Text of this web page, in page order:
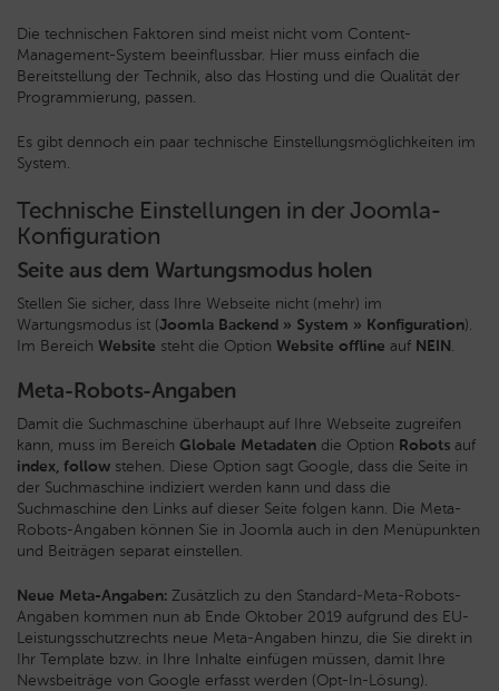
Die technischen Faktoren sind meist nicht vom Content-
Management-System beeinflussbar. Hier muss einfach die
Bereitstellung der Technik, also das Hosting und die Qualität der
Programmierung, passen.
Es gibt dennoch ein paar technische Einstellungsmöglichkeiten im
System.
Technische Einstellungen in der Joomla-
Konfiguration
Seite aus dem Wartungsmodus holen
Stellen Sie sicher, dass Ihre Webseite nicht (mehr) im
Wartungsmodus ist (Joomla Backend » System » Konfiguration).
Im Bereich Website steht die Option Website offline auf NEIN.
Meta-Robots-Angaben
Damit die Suchmaschine überhaupt auf Ihre Webseite zugreifen
kann, muss im Bereich Globale Metadaten die Option Robots auf
index, follow stehen. Diese Option sagt Google, dass die Seite in
der Suchmaschine indiziert werden kann und dass die
Suchmaschine den Links auf dieser Seite folgen kann. Die Meta-
Robots-Angaben können Sie in Joomla auch in den Menüpunkten
und Beiträgen separat einstellen.
Neue Meta-Angaben: Zusätzlich zu den Standard-Meta-Robots-
Angaben kommen nun ab Ende Oktober 2019 aufgrund des EU-
Leistungsschutzrechts neue Meta-Angaben hinzu, die Sie direkt in
Ihr Template bzw. in Ihre Inhalte einfügen müssen, damit Ihre
Newsbeiträge von Google erfasst werden (Opt-In-Lösung).